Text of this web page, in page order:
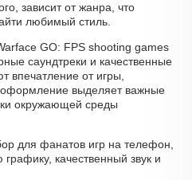
зависит от жанра, что
любимый стиль.
GO: FPS shooting games
саундтреки и качественные
впечатление от игры,
выделяет важные
окружающей среды
для фанатов игр на телефон,
качественный звук и